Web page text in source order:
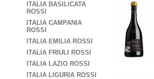
ITALIA BASILICATA
ROSSI
ITALIA CAMPANIA
ROSSI
ITALIA EMILIA ROSSI
ITALIA FRIULI ROSSI
ITALIA LAZIO ROSSI
ITALIA LIGURIA ROSSI